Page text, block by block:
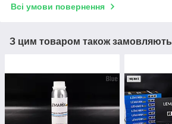
Всі умови повернення
З цим товаром також замовляють